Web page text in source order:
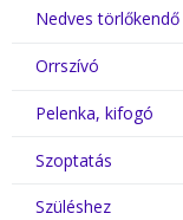
Nedves törlőkendő
Orrszívó
Pelenka, kifogó
Szoptatás
Szüléshez